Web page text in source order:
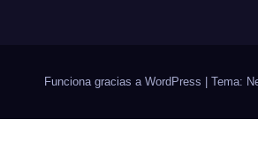
Funciona gracias a WordPress Tema: